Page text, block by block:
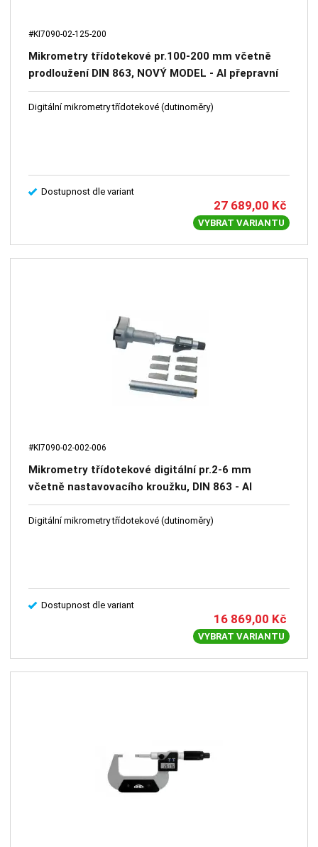
#KI7090-02-125-200
Mikrometry třídotekové pr.100-200 mm včetně
prodloužení DIN 863, NOVÝ MODEL - Al přepravní
box, IP 54, 0,005 mm KINEX
Digitální mikrometry třídotekové (dutinoměry)
Dostupnost dle variant
27 689,00 Kč
VYBRAT VARIANTU
#KI7090-02-002-006
Mikrometry třídotekové digitální pr.2-6 mm
včetně nastavovacího kroužku, DIN 863 - Al
přepravní box, IP 54, 0,001 / 0,004 mm KINEX
Digitální mikrometry třídotekové (dutinoměry)
Dostupnost dle variant
16 869,00 Kč
VYBRAT VARIANTU